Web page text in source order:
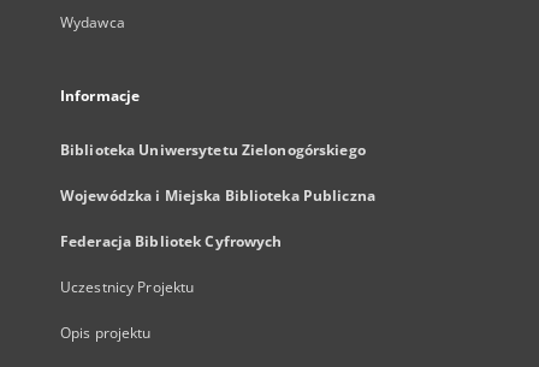
Wydawca
Informacje
Biblioteka Uniwersytetu Zielonogórskiego
Wojewódzka i Miejska Biblioteka Publiczna
Federacja Bibliotek Cyfrowych
Uczestnicy Projektu
Opis projektu